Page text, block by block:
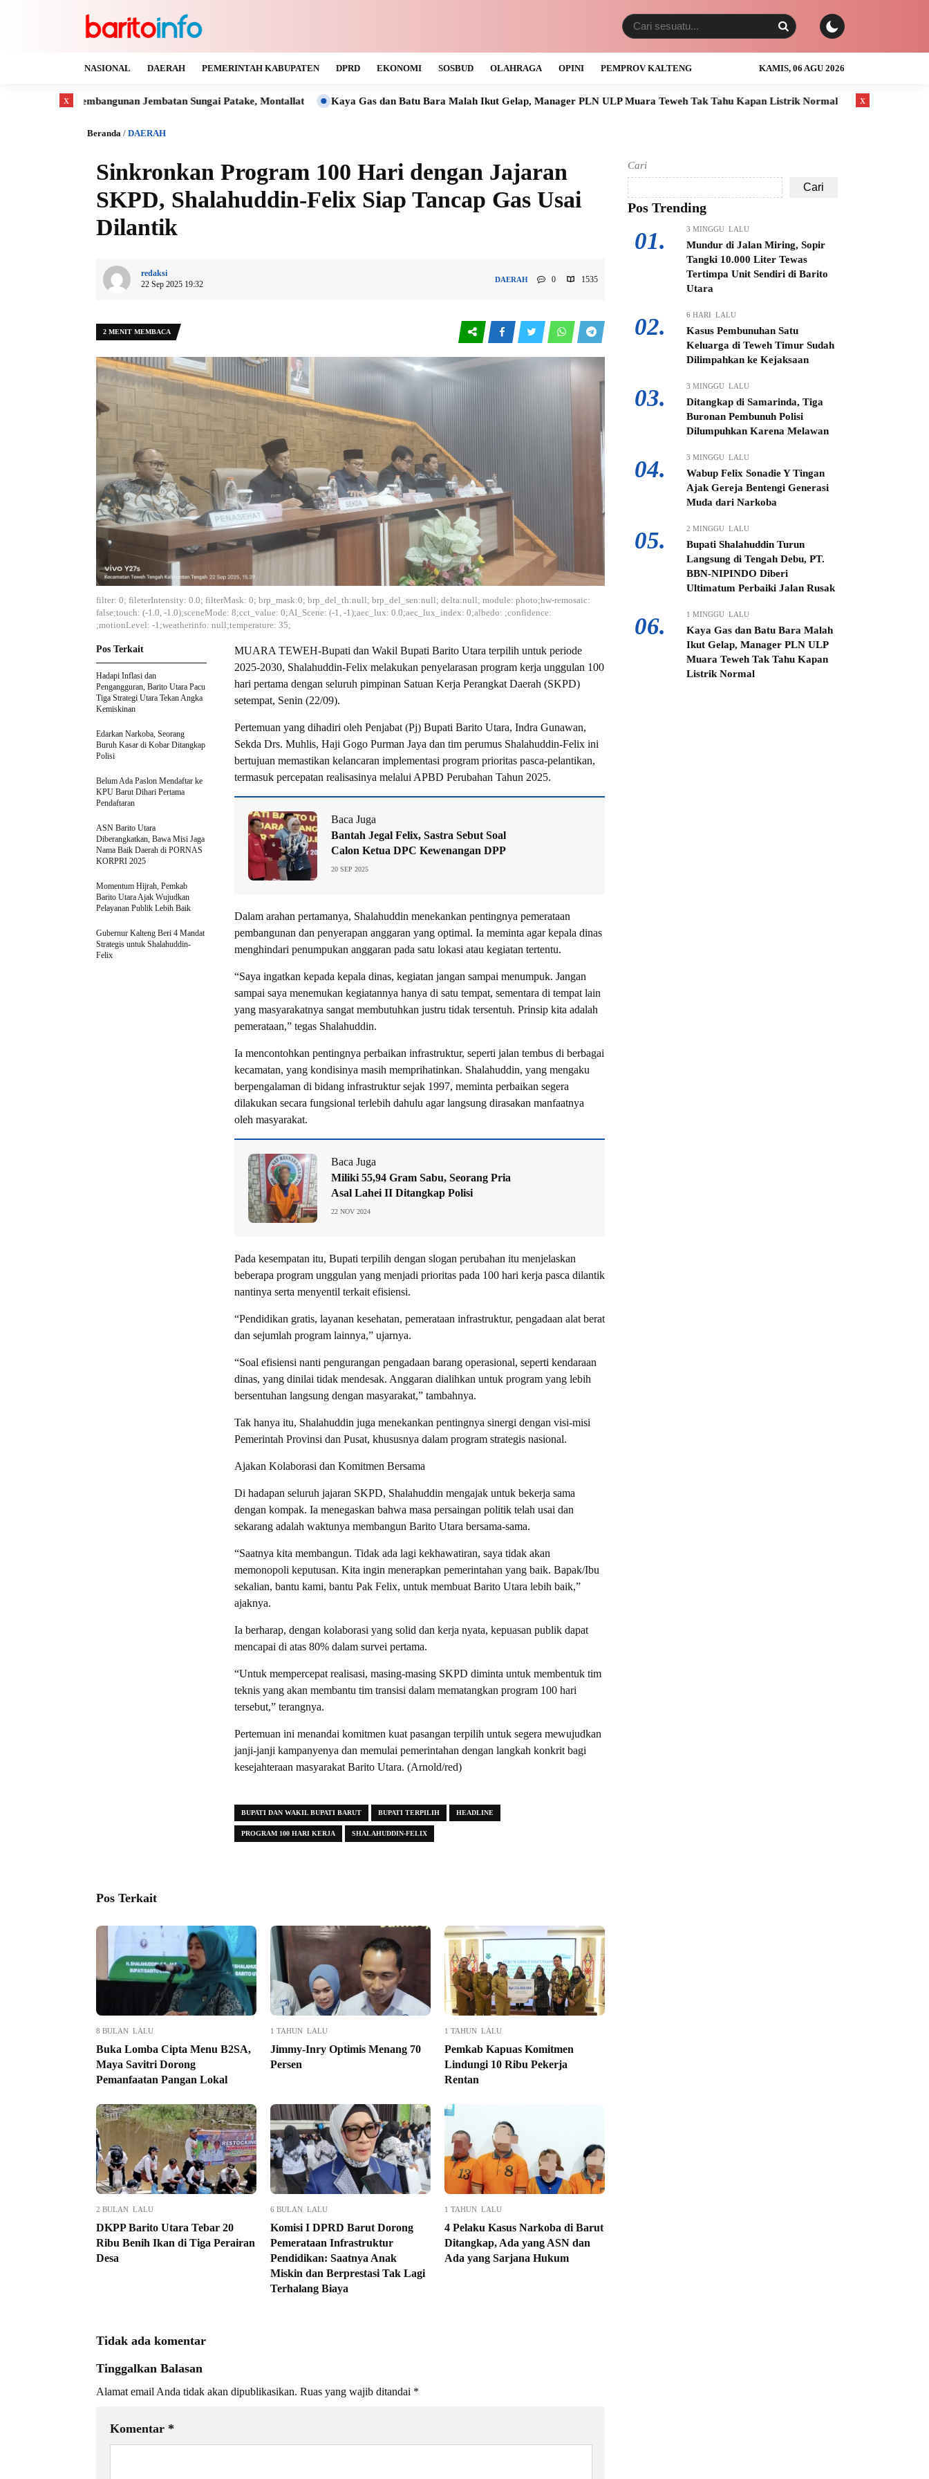
NASIONAL DAERAH PEMERINTAH KABUPATEN DPRD EKONOMI SOSBUD OLAHRAGA OPINI PEMPROV KALTENG KAMIS, 06 AGU 2026
Jembatan Sungai Patake, Montallat Kaya Gas dan Batu Bara Malah Ikut Gelap, Manager PLN ULP Muara Teweh Tak Tahu Kapan Listrik Normal Anak Usia 3 Tahun Tewas
Beranda / DAERAH
Sinkronkan Program 100 Hari dengan Jajaran
SKPD, Shalahuddin-Felix Siap Tancap Gas Usai
Dilantik
redaksi
22 Sep 2025 19:32
DAERAH 0 1535
2 MENIT MEMBACA
filter: 0; fileterIntensity: 0.0; filterMask: 0; brp_mask:0; brp_del_th:null; brp_del_sen:null; delta:null; module: photo;hw-remosaic:
false;touch: (-1.0, -1.0);sceneMode: 8;cct_value: 0;AI_Scene: (-1, -1);aec_lux: 0.0;aec_lux_index: 0;albedo: ;confidence:
;motionLevel: -1;weatherinfo: null;temperature: 35;
MUARA TEWEH-Bupati dan Wakil Bupati Barito Utara terpilih untuk periode
2025-2030, Shalahuddin-Felix melakukan penyelarasan program kerja unggulan 100
hari pertama dengan seluruh pimpinan Satuan Kerja Perangkat Daerah (SKPD)
setempat, Senin (22/09).
Pertemuan yang dihadiri oleh Penjabat (Pj) Bupati Barito Utara, Indra Gunawan,
Sekda Drs. Muhlis, Haji Gogo Purman Jaya dan tim perumus Shalahuddin-Felix ini
bertujuan memastikan kelancaran implementasi program prioritas pasca-pelantikan,
termasuk percepatan realisasinya melalui APBD Perubahan Tahun 2025.
Baca Juga
Bantah Jegal Felix, Sastra Sebut Soal
Calon Ketua DPC Kewenangan DPP
20 SEP 2025
Dalam arahan pertamanya, Shalahuddin menekankan pentingnya pemerataan
pembangunan dan penyerapan anggaran yang optimal. Ia meminta agar kepala dinas
menghindari penumpukan anggaran pada satu lokasi atau kegiatan tertentu.
“Saya ingatkan kepada kepala dinas, kegiatan jangan sampai menumpuk. Jangan
sampai saya menemukan kegiatannya hanya di satu tempat, sementara di tempat lain
yang masyarakatnya sangat membutuhkan justru tidak tersentuh. Prinsip kita adalah
pemerataan,” tegas Shalahuddin.
Ia mencontohkan pentingnya perbaikan infrastruktur, seperti jalan tembus di berbagai
kecamatan, yang kondisinya masih memprihatinkan. Shalahuddin, yang mengaku
berpengalaman di bidang infrastruktur sejak 1997, meminta perbaikan segera
dilakukan secara fungsional terlebih dahulu agar langsung dirasakan manfaatnya
oleh masyarakat.
Baca Juga
Miliki 55,94 Gram Sabu, Seorang Pria
Asal Lahei II Ditangkap Polisi
22 NOV 2024
Pada kesempatan itu, Bupati terpilih dengan slogan perubahan itu menjelaskan
beberapa program unggulan yang menjadi prioritas pada 100 hari kerja pasca dilantik
nantinya serta menyentil terkait efisiensi.
“Pendidikan gratis, layanan kesehatan, pemerataan infrastruktur, pengadaan alat berat
dan sejumlah program lainnya,” ujarnya.
“Soal efisiensi nanti pengurangan pengadaan barang operasional, seperti kendaraan
dinas, yang dinilai tidak mendesak. Anggaran dialihkan untuk program yang lebih
bersentuhan langsung dengan masyarakat,” tambahnya.
Tak hanya itu, Shalahuddin juga menekankan pentingnya sinergi dengan visi-misi
Pemerintah Provinsi dan Pusat, khususnya dalam program strategis nasional.
Ajakan Kolaborasi dan Komitmen Bersama
Di hadapan seluruh jajaran SKPD, Shalahuddin mengajak untuk bekerja sama
dengan kompak. Ia menegaskan bahwa masa persaingan politik telah usai dan
sekarang adalah waktunya membangun Barito Utara bersama-sama.
“Saatnya kita membangun. Tidak ada lagi kekhawatiran, saya tidak akan
memonopoli keputusan. Kita ingin menerapkan pemerintahan yang baik. Bapak/Ibu
sekalian, bantu kami, bantu Pak Felix, untuk membuat Barito Utara lebih baik,”
ajaknya.
Ia berharap, dengan kolaborasi yang solid dan kerja nyata, kepuasan publik dapat
mencapai di atas 80% dalam survei pertama.
“Untuk mempercepat realisasi, masing-masing SKPD diminta untuk membentuk tim
teknis yang akan membantu tim transisi dalam mematangkan program 100 hari
tersebut,” terangnya.
Pertemuan ini menandai komitmen kuat pasangan terpilih untuk segera mewujudkan
janji-janji kampanyenya dan memulai pemerintahan dengan langkah konkrit bagi
kesejahteraan masyarakat Barito Utara. (Arnold/red)
BUPATI DAN WAKIL BUPATI BARUT BUPATI TERPILIH HEADLINE
PROGRAM 100 HARI KERJA SHALAHUDDIN-FELIX
Pos Terkait
Hadapi Inflasi dan
Pengangguran, Barito Utara Pacu
Tiga Strategi Utara Tekan Angka
Kemiskinan
Edarkan Narkoba, Seorang
Buruh Kasar di Kobar Ditangkap
Polisi
Belum Ada Paslon Mendaftar ke
KPU Barut Dihari Pertama
Pendaftaran
ASN Barito Utara
Diberangkatkan, Bawa Misi Jaga
Nama Baik Daerah di PORNAS
KORPRI 2025
Momentum Hijrah, Pemkab
Barito Utara Ajak Wujudkan
Pelayanan Publik Lebih Baik
Gubernur Kalteng Beri 4 Mandat
Strategis untuk Shalahuddin-
Felix
Pos Terkait
8 BULAN LALU
Buka Lomba Cipta Menu B2SA,
Maya Savitri Dorong
Pemanfaatan Pangan Lokal
1 TAHUN LALU
Jimmy-Inry Optimis Menang 70
Persen
1 TAHUN LALU
Pemkab Kapuas Komitmen
Lindungi 10 Ribu Pekerja
Rentan
2 BULAN LALU
DKPP Barito Utara Tebar 20
Ribu Benih Ikan di Tiga Perairan
Desa
6 BULAN LALU
Komisi I DPRD Barut Dorong
Pemerataan Infrastruktur
Pendidikan: Saatnya Anak
Miskin dan Berprestasi Tak Lagi
Terhalang Biaya
1 TAHUN LALU
4 Pelaku Kasus Narkoba di Barut
Ditangkap, Ada yang ASN dan
Ada yang Sarjana Hukum
Tidak ada komentar
Tinggalkan Balasan
Alamat email Anda tidak akan dipublikasikan. Ruas yang wajib ditandai *
Komentar *
Cari
Cari
Pos Trending
01. 3 MINGGU LALU
Mundur di Jalan Miring, Sopir
Tangki 10.000 Liter Tewas
Tertimpa Unit Sendiri di Barito
Utara
02. 6 HARI LALU
Kasus Pembunuhan Satu
Keluarga di Teweh Timur Sudah
Dilimpahkan ke Kejaksaan
03. 3 MINGGU LALU
Ditangkap di Samarinda, Tiga
Buronan Pembunuh Polisi
Dilumpuhkan Karena Melawan
04. 3 MINGGU LALU
Wabup Felix Sonadie Y Tingan
Ajak Gereja Bentengi Generasi
Muda dari Narkoba
05. 2 MINGGU LALU
Bupati Shalahuddin Turun
Langsung di Tengah Debu, PT.
BBN-NIPINDO Diberi
Ultimatum Perbaiki Jalan Rusak
06. 1 MINGGU LALU
Kaya Gas dan Batu Bara Malah
Ikut Gelap, Manager PLN ULP
Muara Teweh Tak Tahu Kapan
Listrik Normal
x x